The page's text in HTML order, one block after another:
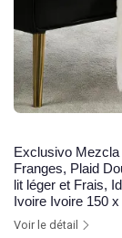
Exclusivo
Franges, Plaid
lit léger et Frais,
Ivoire Ivoire 150
Voir le détail